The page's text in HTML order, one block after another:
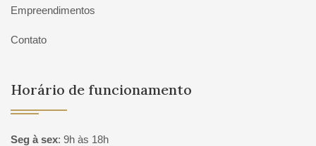
Empreendimentos
Contato
Horário de funcionamento
Seg à sex: 9h às 18h